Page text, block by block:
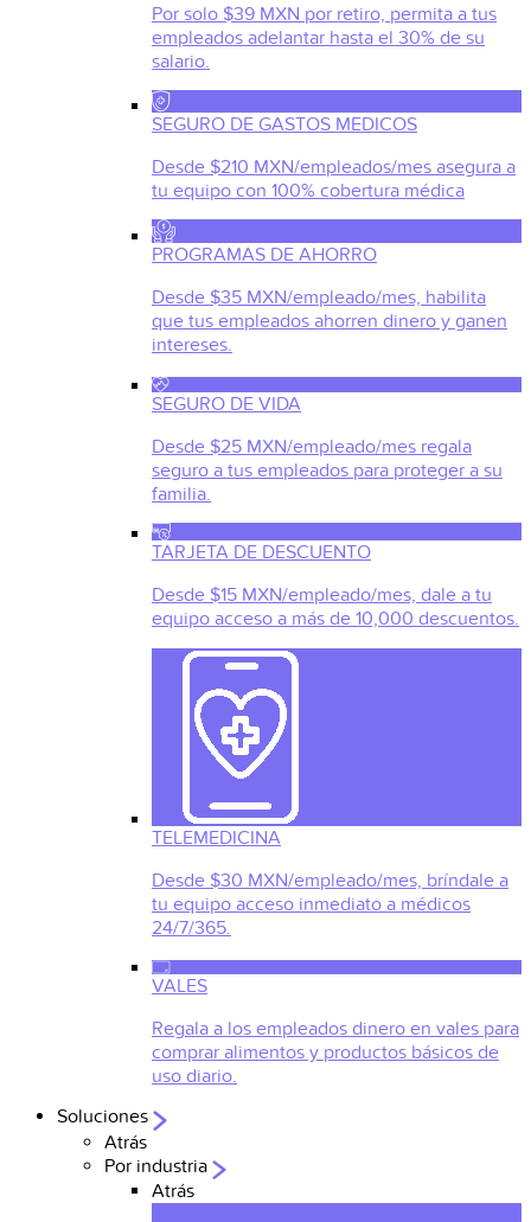
Por solo $39 MXN por retiro, permita a tus
empleados adelantar hasta el 30% de su
salario.
SEGURO DE GASTOS MEDICOS
Desde $210 MXN/empleados/mes asegura a
tu equipo con 100% cobertura médica
PROGRAMAS DE AHORRO
Desde $35 MXN/empleado/mes, habilita
que tus empleados ahorren dinero y ganen
intereses.
SEGURO DE VIDA
Desde $25 MXN/empleado/mes regala
seguro a tus empleados para proteger a su
familia.
TARJETA DE DESCUENTO
Desde $15 MXN/empleado/mes, dale a tu
equipo acceso a más de 10,000 descuentos.
TELEMEDICINA
Desde $30 MXN/empleado/mes, bríndale a
tu equipo acceso inmediato a médicos
24/7/365.
VALES
Regala a los empleados dinero en vales para
comprar alimentos y productos básicos de
uso diario.
Soluciones
Atrás
Por industria
Atrás